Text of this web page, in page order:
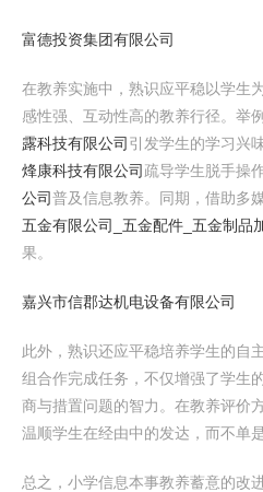
富德投资集团有限公司
在教养实施中，熟识应平稳以学生
感性强、互动性高的教养行径。举
露科技有限公司 引发学生的学习兴
烽康科技有限公司 疏导学生脱手操
公司普及信息教养。同期，借助多
五金有限公司_五金配件_五金制品
果。
嘉兴市信郡达机电设备有限公司
此外，熟识还应平稳培养学生的自
组合作完成任务，不仅增强了学生
商与措置问题的智力。在教养评价
温顺学生在经由中的发达，而不单
总之，小学信息本事教养蓄意的改